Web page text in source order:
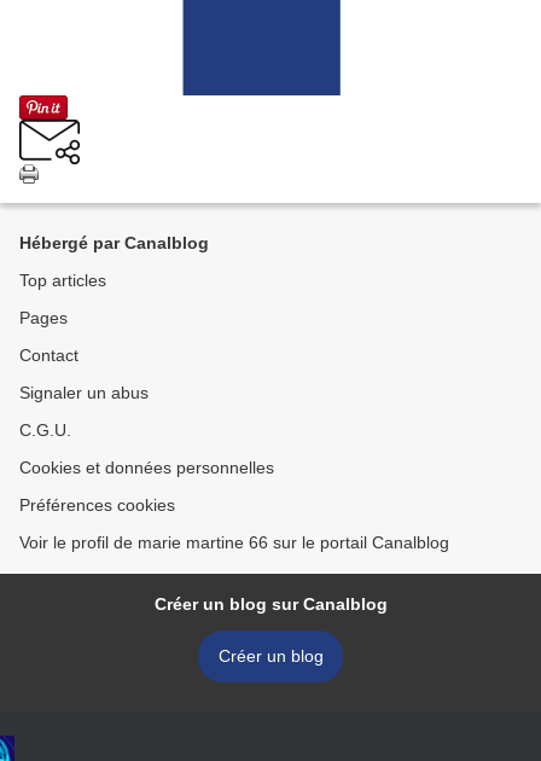
Hébergé par Canalblog
Top articles
Pages
Contact
Signaler un abus
C.G.U.
Cookies et données personnelles
Préférences cookies
Voir le profil de marie martine 66 sur le portail Canalblog
Créer un blog sur Canalblog
Créer un blog